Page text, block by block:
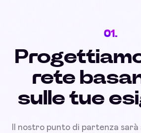
01.
rete
sulle tue
Il nostro punto di partenza